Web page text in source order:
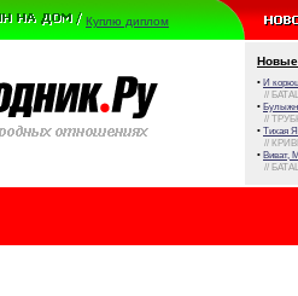
Куплю диплом
Новые
• И
//
•
//
• Тихая
//
• Виват,
//